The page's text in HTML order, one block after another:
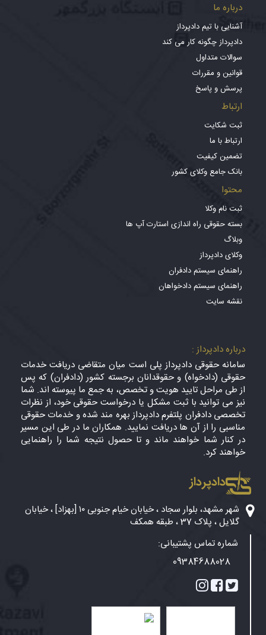
درباره ما
آشنایی با تیم دادپرداز
دادپرداز چگونه کار می کند
سوالات متداول
قوانین و مقررات
پرسش و پاسخ
ارتباط
ثبت شکایت
ارتباط با ما
تضمین کیفیت
بانک جامع وکلای کشور
محتوا
ثبت نام وکلا
بسته حقوقی راه اندازی استارت آپ ها
وبلاگ
وکلای دادپرداز
راهنمای سیستم دادفران
راهنمای سیستم دادخواهان
نقشه سایت
درباره دادپرداز :
سامانه حقوقی دادپرداز پلی است میان متقاضی دریافت خدمات
حقوقی (دادخواه) و حقوقدانان برجسته کشور (دادفران) که پس
از طی مراحل تایید هویت و تخصص، به جمع ما پیوسته اند. شما
نیز می توانید با ثبت مشکل یا درخواست حقوقی خود، از نظرات
تخصصی دادفران پلتفرم دادپرداز بهره مند شده و خدمات حقوقی
مناسبی را از آن ها دریافت نمایید. همکاران ما در طی این مسیر
در کنار شما خواهند ماند و تا حصول نتیجه شما را راهنمایی
خواهند کرد.
دادپرداز
شهر مشهد، بلوار سجاد ، خیابان خیام جنوبی ۱۰ [بهزاد] ، خیابان
گلایل ، پلاک 37 ، طبقه همکف
شماره تماس پشتیبانی:
09384688028